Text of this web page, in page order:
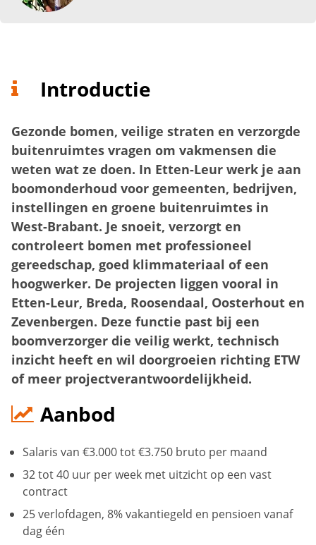
Introductie
Gezonde bomen, veilige straten en verzorgde
buitenruimtes vragen om vakmensen die
weten wat ze doen. In Etten-Leur werk je aan
boomonderhoud voor gemeenten, bedrijven,
instellingen en groene buitenruimtes in
West-Brabant. Je snoeit, verzorgt en
controleert bomen met professioneel
gereedschap, goed klimmateriaal of een
hoogwerker. De projecten liggen vooral in
Etten-Leur, Breda, Roosendaal, Oosterhout en
Zevenbergen. Deze functie past bij een
boomverzorger die veilig werkt, technisch
inzicht heeft en wil doorgroeien richting ETW
of meer projectverantwoordelijkheid.
Aanbod
Salaris van €3.000 tot €3.750 bruto per maand
32 tot 40 uur per week met uitzicht op een vast
contract
25 verlofdagen, 8% vakantiegeld en pensioen vanaf
dag één